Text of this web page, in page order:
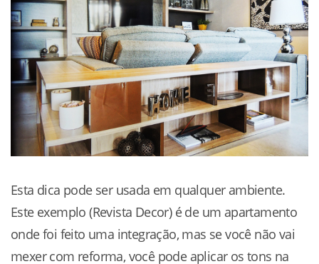
Esta dica pode ser usada em qualquer ambiente.
Este exemplo (Revista Decor) é de um apartamento
onde foi feito uma integração, mas se você não vai
mexer com reforma, você pode aplicar os tons na